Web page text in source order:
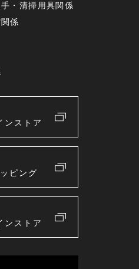
・清掃用具関係
係
ンストア
ピング
ンストア